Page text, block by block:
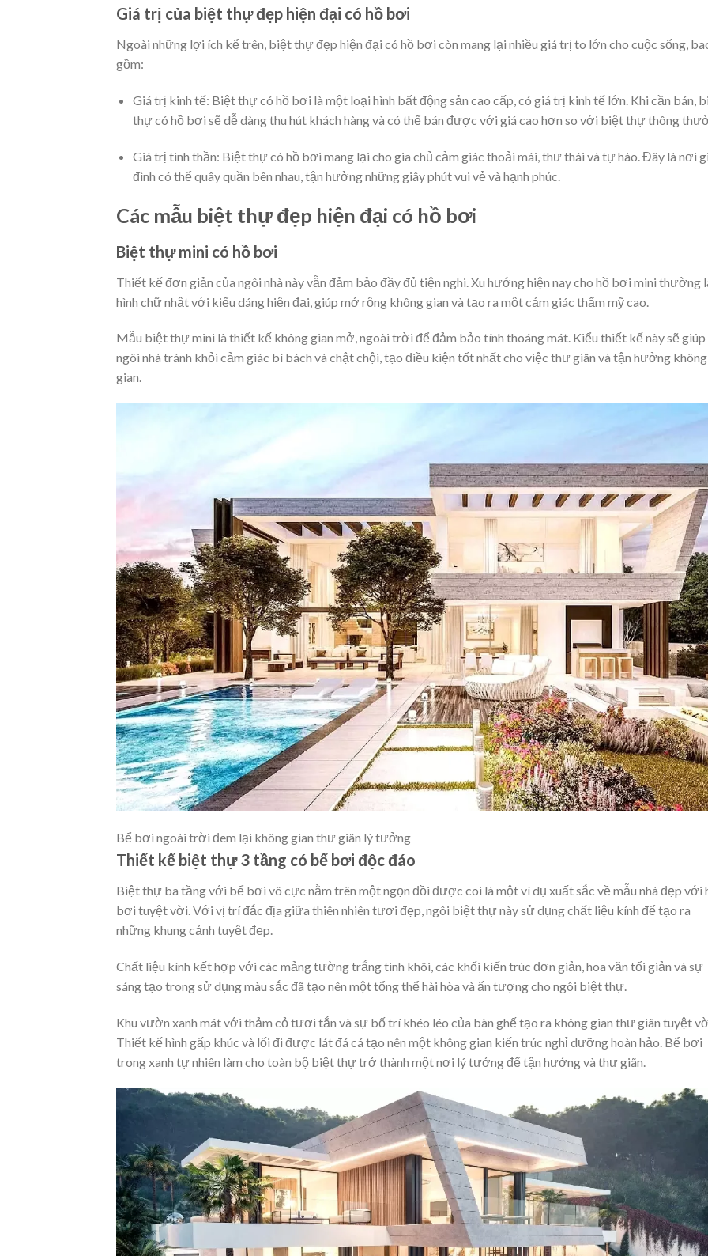
Giá trị của biệt thự đẹp hiện đại có hồ bơi
Ngoài những lợi ích kể trên, biệt thự đẹp hiện đại có hồ bơi còn mang lại nhiều giá trị to lớn cho cuộc sống,
gồm:
Giá trị kinh tế: Biệt thự có hồ bơi là một loại hình bất động sản cao cấp, có giá trị kinh tế lớn. Khi cần bán,
thự có hồ bơi sẽ dễ dàng thu hút khách hàng và có thể bán được với giá cao hơn so với biệt thự thông
Giá trị tinh thần: Biệt thự có hồ bơi mang lại cho gia chủ cảm giác thoải mái, thư thái và tự hào. Đây là nơi
đình có thể quây quần bên nhau, tận hưởng những giây phút vui vẻ và hạnh phúc.
Các mẫu biệt thự đẹp hiện đại có hồ bơi
Biệt thự mini có hồ bơi
Thiết kế đơn giản của ngôi nhà này vẫn đảm bảo đầy đủ tiện nghi. Xu hướng hiện nay cho hồ bơi mini thường
hình chữ nhật với kiểu dáng hiện đại, giúp mở rộng không gian và tạo ra một cảm giác thẩm mỹ cao.
Mẫu biệt thự mini là thiết kế không gian mở, ngoài trời để đảm bảo tính thoáng mát. Kiểu thiết kế này sẽ giúp
ngôi nhà tránh khỏi cảm giác bí bách và chật chội, tạo điều kiện tốt nhất cho việc thư giãn và tận hưởng không
gian.
Bể bơi ngoài trời đem lại không gian thư giãn lý tưởng
Thiết kế biệt thự 3 tầng có bể bơi độc đáo
Biệt thự ba tầng với bể bơi vô cực nằm trên một ngọn đồi được coi là một ví dụ xuất sắc về mẫu nhà đẹp với
bơi tuyệt vời. Với vị trí đắc địa giữa thiên nhiên tươi đẹp, ngôi biệt thự này sử dụng chất liệu kính để tạo ra
những khung cảnh tuyệt đẹp.
Chất liệu kính kết hợp với các mảng tường trắng tinh khôi, các khối kiến trúc đơn giản, hoa văn tối giản và sự
sáng tạo trong sử dụng màu sắc đã tạo nên một tổng thể hài hòa và ấn tượng cho ngôi biệt thự.
Khu vườn xanh mát với thảm cỏ tươi tắn và sự bố trí khéo léo của bàn ghế tạo ra không gian thư giãn tuyệt
Thiết kế hình gấp khúc và lối đi được lát đá cá tạo nên một không gian kiến trúc nghỉ dưỡng hoàn hảo. Bể bơi
trong xanh tự nhiên làm cho toàn bộ biệt thự trở thành một nơi lý tưởng để tận hưởng và thư giãn.